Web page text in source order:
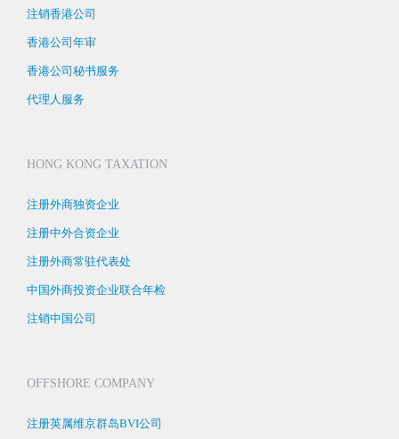
注销香港公司
香港公司年审
香港公司秘书服务
代理人服务
HONG KONG TAXATION
注册外商独资企业
注册中外合资企业
注册外商常驻代表处
中国外商投资企业联合年检
注销中国公司
OFFSHORE COMPANY
注册英属维京群岛BVI公司